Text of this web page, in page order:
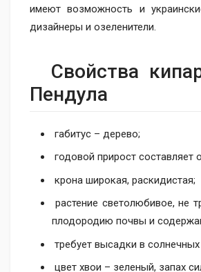
имеют возможность и
дизайнеры и озеленители.
Свойства
Пендула
габитус – дерево;
годовой прирост составляет
крона широкая, раскидистая;
растение светолюбивое, не
плодородию почвы и
требует высадки в солнечных
цвет хвои – зеленый, запах